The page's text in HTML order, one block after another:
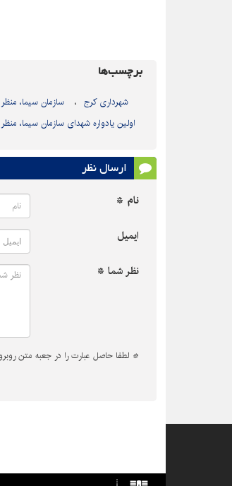
برچسب‌ها
شهرداری کرج سازمان سیما،
اولین یادواره شهدای سازمان سیما،
ارسال نظر
نام *
ایمیل
نظر شما *
* لطفا حاصل عبارت را در جعبه متن